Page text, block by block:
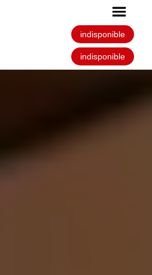
indisponible
indisponible